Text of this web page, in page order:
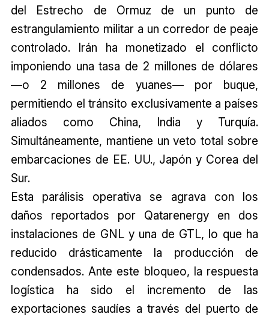
del Estrecho de Ormuz de un punto de
estrangulamiento militar a un corredor de peaje
controlado. Irán ha monetizado el conflicto
imponiendo una tasa de 2 millones de dólares
—o 2 millones de yuanes— por buque,
permitiendo el tránsito exclusivamente a países
aliados como China, India y Turquía.
Simultáneamente, mantiene un veto total sobre
embarcaciones de EE. UU., Japón y Corea del
Sur.
Esta parálisis operativa se agrava con los
daños reportados por Qatarenergy en dos
instalaciones de GNL y una de GTL, lo que ha
reducido drásticamente la producción de
condensados. Ante este bloqueo, la respuesta
logística ha sido el incremento de las
exportaciones saudíes a través del puerto de